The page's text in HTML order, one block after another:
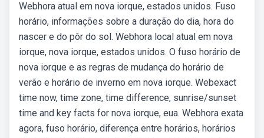
Webhora atual em nova iorque, estados unidos. Fuso
horário, informações sobre a duração do dia, hora do
nascer e do pôr do sol. Webhora local atual em nova
iorque, nova iorque, estados unidos. O fuso horário de
nova iorque e as regras de mudança do horário de
verão e horário de inverno em nova iorque. Webexact
time now, time zone, time difference, sunrise/sunset
time and key facts for nova iorque, eua. Webhora exata
agora, fuso horário, diferença entre horários, horários